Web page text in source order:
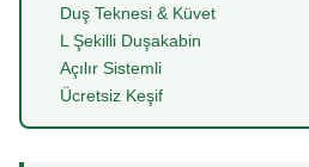
Duş Teknesi & Küvet
L Şekilli Duşakabin
Açılır Sistemli
Ücretsiz Keşif